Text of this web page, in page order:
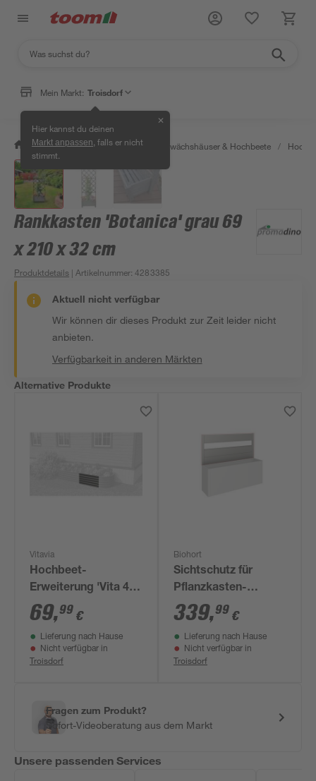
Mein Markt: Troisdorf
Hier kannst du deinen
Markt anpassen , falls er nicht
stimmt.
✕
/ Garten & Freizeit / Anzucht, Gewächshäuser & Hochbeete /
Rankkasten 'Botanica' grau 69
x 210 x 32 cm
Produktdetails | Artikelnummer:4283385
Aktuell nicht verfügbar
Wir können dir dieses Produkt zur Zeit leider nicht
anbieten.
Verfügbarkeit in anderen Märkten
Alternative Produkte
Vitavia
Hochbeet-
Erweiterung 'Vita 401
Stretched' 80 x 40
cm schwarz
69,99 €
Lieferung nach Hause
Nicht verfügbar in
Troisdorf
Biohort
Sichtschutz für
Pflanzkasten-
System 'Belvedere'
quarzgrau Gr. 200
339,99 €
Lieferung nach Hause
Nicht verfügbar in
Troisdorf
Fragen zum Produkt?
Sofort-Videoberatung aus dem Markt
Unsere passenden Services